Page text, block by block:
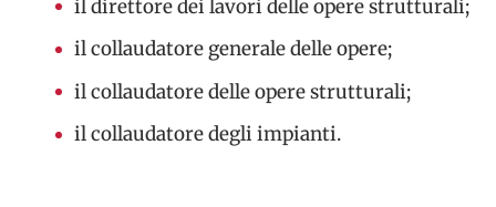
il direttore dei lavori delle opere strutturali;
il collaudatore generale delle opere;
il collaudatore delle opere strutturali;
il collaudatore degli impianti.